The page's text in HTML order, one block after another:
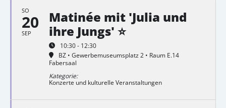
SO
20
SEP
Matinée mit 'Julia und
ihre Jungs' ⭐
10:30 - 12:30
BZ • Gewerbemuseumsplatz 2 • Raum E.14
Fabersaal
Kategorie:
Konzerte und kulturelle Veranstaltungen